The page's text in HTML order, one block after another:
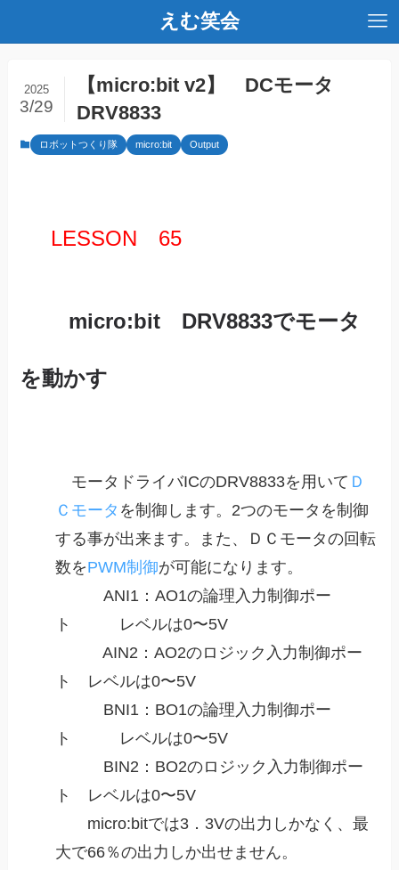
えむ笑会
【micro:bit v2】 DCモータ
DRV8833
2025
3/29
ロボットつくり隊 micro:bit Output
LESSON 65
micro:bit DRV8833でモータ
を動かす
モータドライバICのDRV8833を用いて Ｄ
Ｃモータ を制御します。2つのモータを制御
する事が出来ます。また、ＤＣモータの回転
数をPWM制御が可能になります。
ANI1：AO1の論理入力制御ポー
ト レベルは0〜5V
AIN2：AO2のロジック入力制御ポー
ト レベルは0〜5V
BNI1：BO1の論理入力制御ポー
ト レベルは0〜5V
BIN2：BO2のロジック入力制御ポー
ト レベルは0〜5V
micro:bitでは3．3Vの出力しかなく、最
大で66％の出力しか出せません。